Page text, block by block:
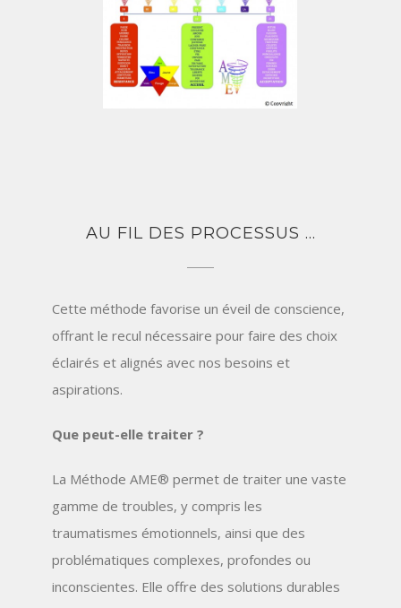
AU FIL DES PROCESSUS …
Cette méthode favorise un éveil de conscience,
offrant le recul nécessaire pour faire des choix
éclairés et alignés avec nos besoins et
aspirations.
Que peut-elle traiter ?
La Méthode AME® permet de traiter une vaste
gamme de troubles, y compris les
traumatismes émotionnels, ainsi que des
problématiques complexes, profondes ou
inconscientes. Elle offre des solutions durables